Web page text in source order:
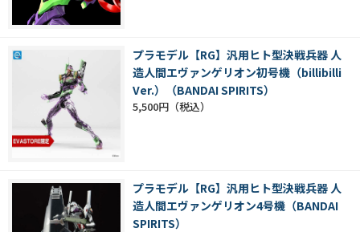
プラモデル【RG】汎用ヒト型決戦兵器 人
造人間エヴァンゲリオン初号機（billibilli
Ver.）（BANDAI SPIRITS）
5,500円
プラモデル【RG】汎用ヒト型決戦兵器 人
造人間エヴァンゲリオン4号機（BANDAI
SPIRITS）